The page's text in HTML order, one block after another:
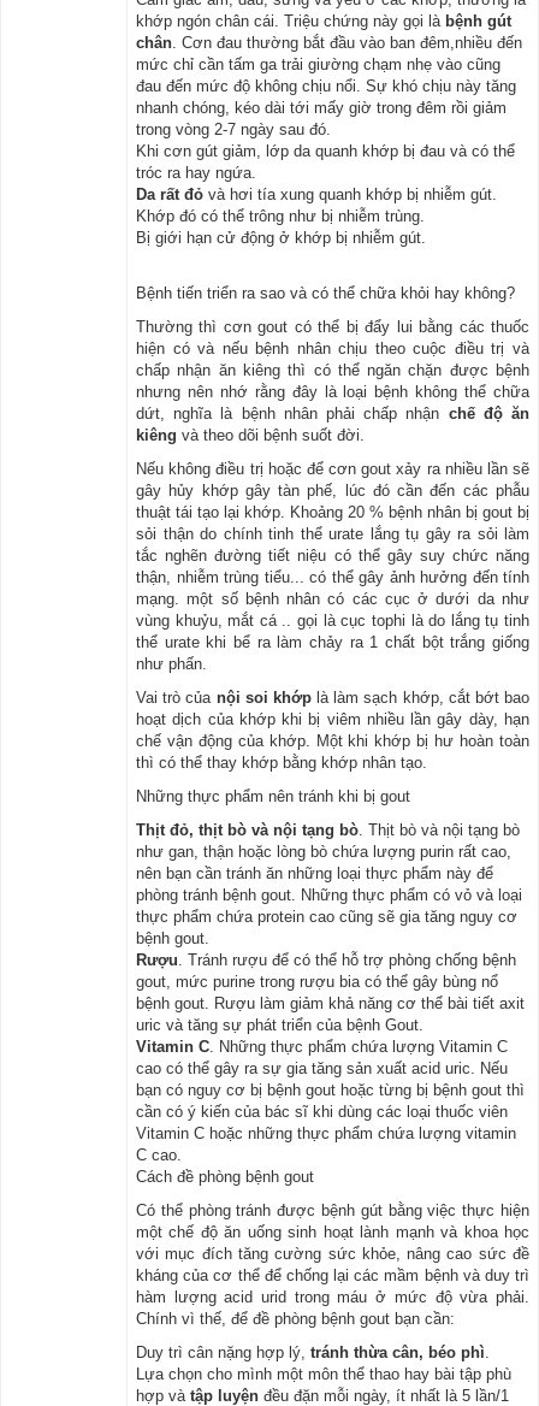
khớp ngón chân cái. Triệu chứng này gọi làbệnh gút
chân. Cơn đau thường bắt đầu vào ban đêm,nhiều đến
mức chỉ cần tấm ga trải giường chạm nhẹ vào cũng
đau đến mức độ không chịu nổi. Sự khó chịu này tăng
nhanh chóng, kéo dài tới mấy giờ trong đêm rồi giảm
trong vòng 2-7 ngày sau đó.
Khi cơn gút giảm, lớp da quanh khớp bị đau và có thể
tróc ra hay ngứa.
Da rất đỏ và hơi tía xung quanh khớp bị nhiễm gút.
Khớp đó có thể trông như bị nhiễm trùng.
Bị giới hạn cử động ở khớp bị nhiễm gút.
Bệnh tiến triển ra sao và có thể chữa khỏi hay không?
Thường thì cơn gout có thể bị đẩy lui bằng các thuốc
hiện có và nếu bệnh nhân chịu theo cuộc điều trị và
chấp nhận ăn kiêng thì có thể ngăn chặn được bệnh
nhưng nên nhớ rằng đây là loại bệnh không thể chữa
dứt, nghĩa là bệnh nhân phải chấp nhận chế độ ăn
kiêng và theo dõi bệnh suốt đời.
Nếu không điều trị hoặc để cơn gout xảy ra nhiều lần sẽ
gây hủy khớp gây tàn phế, lúc đó cần đến các phẫu
thuật tái tạo lại khớp. Khoảng 20 % bệnh nhân bị gout bị
sỏi thận do chính tinh thể urate lắng tụ gây ra sỏi làm
tắc nghẽn đường tiết niệu có thể gây suy chức năng
thận, nhiễm trùng tiểu... có thể gây ảnh hưởng đến tính
mạng. một số bệnh nhân có các cục ở dưới da như
vùng khuỷu, mắt cá .. gọi là cục tophi là do lắng tụ tinh
thể urate khi bể ra làm chảy ra 1 chất bột trắng giống
như phấn.
Vai trò của nội soi khớplà làm sạch khớp, cắt bớt bao
hoạt dịch của khớp khi bị viêm nhiều lần gây dày, hạn
chế vận động của khớp. Một khi khớp bị hư hoàn toàn
thì có thể thay khớp bằng khớp nhân tạo.
Những thực phẩm nên tránh khi bị gout
Thịt đỏ, thịt bò và nội tạng bò. Thịt bò và nội tạng bò
như gan, thận hoặc lòng bò chứa lượng purin rất cao,
nên bạn cần tránh ăn những loại thực phẩm này để
phòng tránh bệnh gout. Những thực phẩm có vỏ và loại
thực phẩm chứa protein cao cũng sẽ gia tăng nguy cơ
bệnh gout.
Rượu. Tránh rượu để có thể hỗ trợ phòng chống bệnh
gout, mức purine trong rượu bia có thể gây bùng nổ
bệnh gout. Rượu làm giảm khả năng cơ thể bài tiết axit
uric và tăng sự phát triển của bệnh Gout.
Vitamin C. Những thực phẩm chứa lượng Vitamin C
cao có thể gây ra sự gia tăng sản xuất acid uric. Nếu
bạn có nguy cơ bị bệnh gout hoặc từng bị bệnh gout thì
cần có ý kiến của bác sĩ khi dùng các loại thuốc viên
Vitamin C hoặc những thực phẩm chứa lượng vitamin
C cao.
Cách đề phòng bệnh gout
Có thể phòng tránh được bệnh gút bằng việc thực hiện
một chế độ ăn uống sinh hoạt lành mạnh và khoa học
với mục đích tăng cường sức khỏe, nâng cao sức đề
kháng của cơ thể để chống lại các mầm bệnh và duy trì
hàm lượng acid urid trong máu ở mức độ vừa phải.
Chính vì thế, để đề phòng bệnh gout bạn cần:
Duy trì cân nặng hợp lý, tránh thừa cân, béo phì.
Lựa chọn cho mình một môn thể thao hay bài tập phù
hợp và tập luyện đều đặn mỗi ngày, ít nhất là 5 lần/1